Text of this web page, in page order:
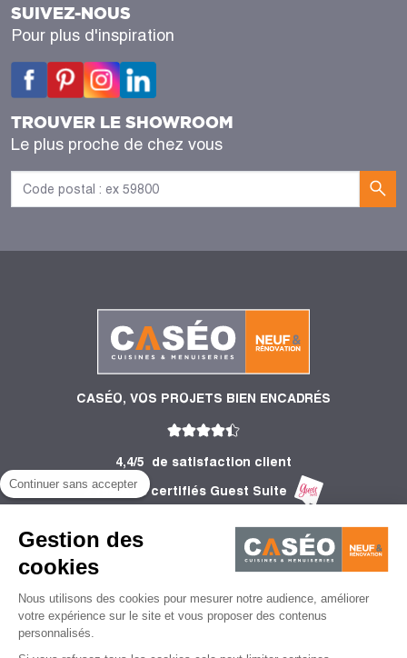
Continuer sans accepter
Gestion des
cookies
Nous utilisons des cookies pour mesurer notre audience, améliorer
votre expérience sur le site et vous proposer des contenus
personnalisés.
SUIVEZ-NOUS
Pour plus d'inspiration
TROUVER LE SHOWROOM
Le plus proche de chez vous
CASÉO, VOS PROJETS BIEN ENCADRÉS
4,4/5
de satisfaction client
2 755 Avis certifiés Guest Suite
INFORMATIONS
CONSEILS